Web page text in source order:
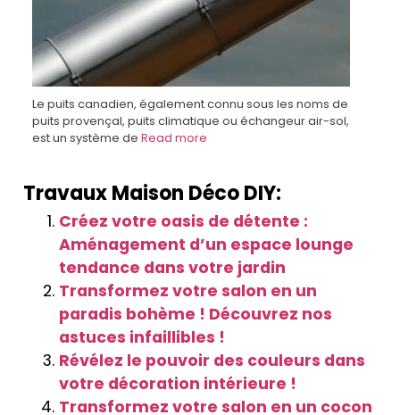
Le puits canadien, également connu sous les noms de
puits provençal, puits climatique ou échangeur air-sol,
est un système de Read more
Travaux Maison Déco DIY:
Créez votre oasis de détente :
Aménagement d’un espace lounge
tendance dans votre jardin
Transformez votre salon en un
paradis bohème ! Découvrez nos
astuces infaillibles !
Révélez le pouvoir des couleurs dans
votre décoration intérieure !
Transformez votre salon en un cocon